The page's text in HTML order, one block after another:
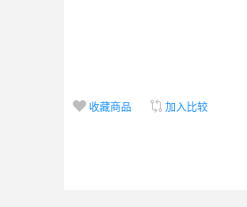
 收藏商品  加入比较